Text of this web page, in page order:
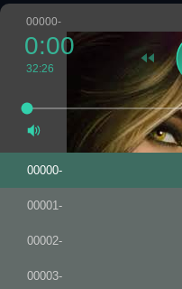
00000-
0:00
32:26
00000-
00001-
00002-
00003-